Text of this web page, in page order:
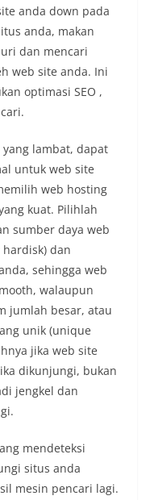
anda down pada
anda, makan
dan mencari
web site anda. Ini
optimasi SEO ,
lambat, dapat
untuk web site
web hosting
kuat. Pilihlah
sumber daya web
hardisk) dan
sehingga web
walaupun
jumlah besar, atau
unik (unique
jika web site
dikunjungi, bukan
jengkel dan
mendeteksi
situs anda
mesin pencari lagi.